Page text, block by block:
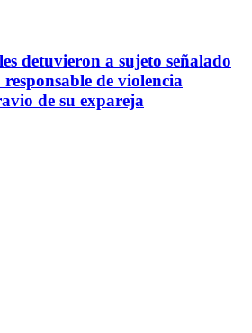
detuvieron a sujeto señalado
de violencia
de su expareja